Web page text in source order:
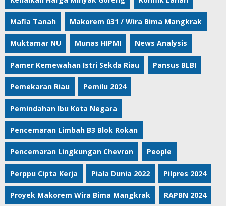
Mafia Tanah Makorem 031 / Wira Bima Mangkrak
Muktamar NU Munas HIPMI News Analysis
Pamer Kemewahan Istri Sekda Riau Pansus BLBI
Pemekaran Riau Pemilu 2024
Pemindahan Ibu Kota Negara
Pencemaran Limbah B3 Blok Rokan
Pencemaran Lingkungan Chevron People
Perppu Cipta Kerja Piala Dunia 2022 Pilpres 2024
Proyek Makorem Wira Bima Mangkrak RAPBN 2024